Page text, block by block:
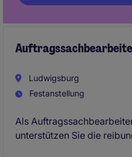
Ludwigsburg
Festanstellung
Als
unterstützen Sie die